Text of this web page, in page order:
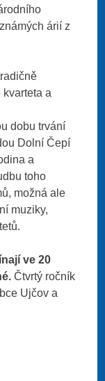
árií z
a
dobu trvání
Dolní Čepí
a
toho
možná ale
muziky,
ve 20
Čtvrtý ročník
Ujčov a